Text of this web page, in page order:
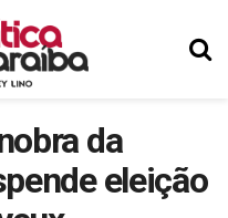
da
eleição